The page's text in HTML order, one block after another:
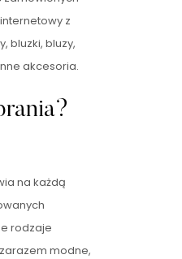
z
bluzki, bluzy,
akcesoria.
na każdą
rodzaje
modne,